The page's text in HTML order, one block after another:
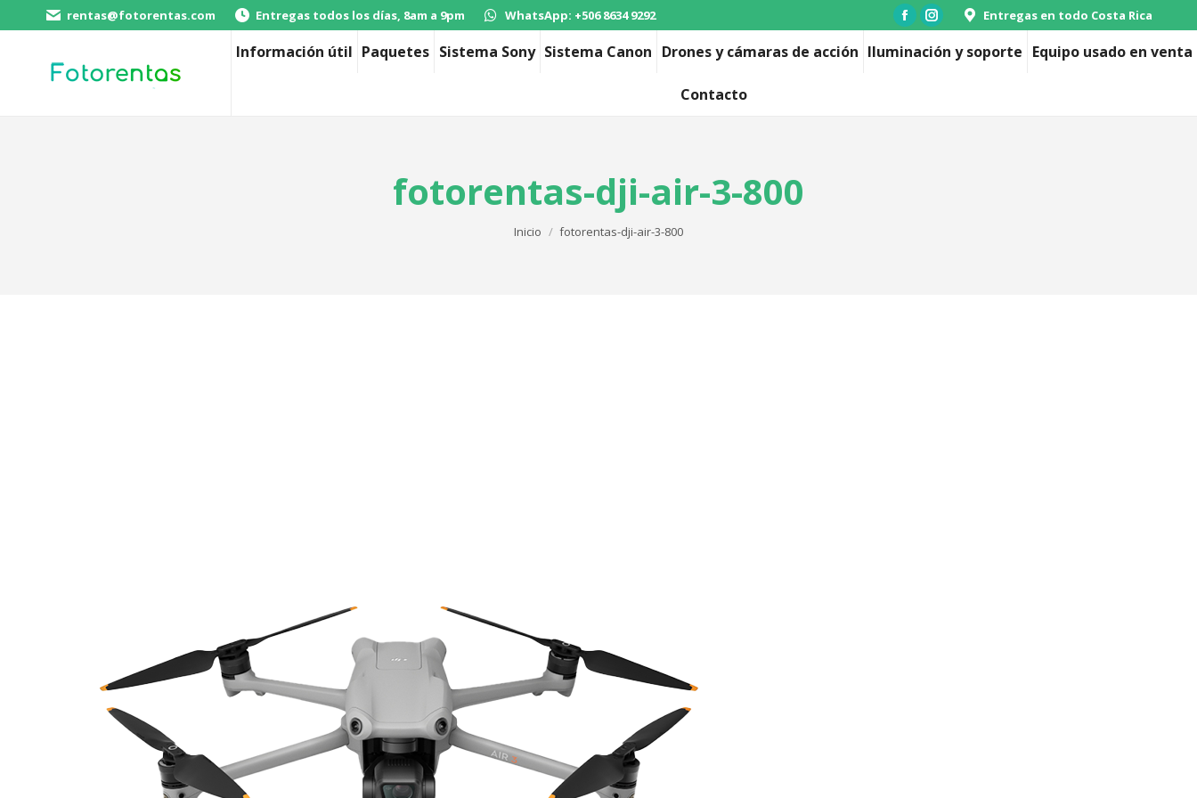
rentas@fotorentas.com Entregas todos los días, 8am a 9pm WhatsApp: +506 8634 9292
Facebook
page
Instagram
page
Entregas en todo Costa Rica
Información útil Paquetes Sistema Sony Sistema Canon Drones y cámaras de acción Iluminación y soporte Equipo usado en venta
Contacto
fotorentas-dji-air-3-800
Estás aquí:
Inicio fotorentas-dji-air-3-800